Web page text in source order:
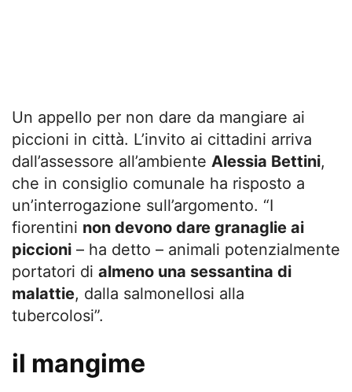
Un appello per non dare da mangiare ai
piccioni in città. L’invito ai cittadini arriva
dall’assessore all’ambiente Alessia Bettini,
che in consiglio comunale ha risposto a
un’interrogazione sull’argomento. “I
fiorentini non devono dare granaglie ai
piccioni – ha detto – animali potenzialmente
portatori di almeno una sessantina di
malattie, dalla salmonellosi alla
tubercolosi”.
il mangime